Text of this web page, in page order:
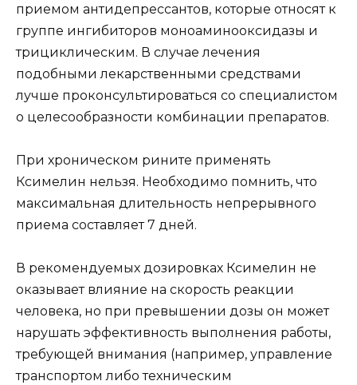
приемом антидепрессантов, которые относят к
группе ингибиторов моноаминооксидазы и
трициклическим. В случае лечения
подобными лекарственными средствами
лучше проконсультироваться со специалистом
о целесообразности комбинации препаратов.
При хроническом рините применять
Ксимелин нельзя. Необходимо помнить, что
максимальная длительность непрерывного
приема составляет 7 дней.
В рекомендуемых дозировках Ксимелин не
оказывает влияние на скорость реакции
человека, но при превышении дозы он может
нарушать эффективность выполнения работы,
требующей внимания (например, управление
транспортом либо техническим